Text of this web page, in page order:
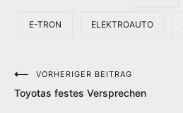
E-TRON ELEKTROAUTO
Beitragsnavigation
VORHERIGER BEITRAG
Toyotas festes Versprechen